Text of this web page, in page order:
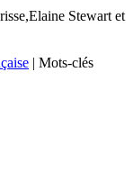
Stewart et
| Mots-clés